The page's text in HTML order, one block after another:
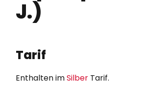
J.)
Tarif
Enthalten imSilber Tarif.